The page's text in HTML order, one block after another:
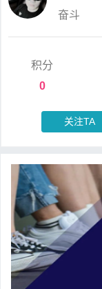
奋斗
积分
0
关注TA